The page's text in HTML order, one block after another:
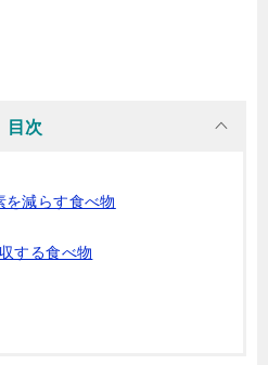
目次
を減らす食べ物
する食べ物